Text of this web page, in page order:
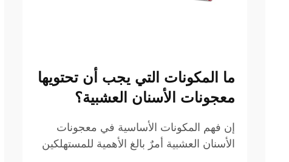
ما المكونات التي يجب أن تحتويها
معجونات الأسنان العشبية؟
إن فهم المكونات الأساسية في معجونات
الأسنان العشبية أمرٌ بالغ الأهمية للمستهلكين